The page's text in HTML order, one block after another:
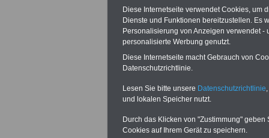
(3) In der
Jugendliche
der Erntezeit
Stunden täglich
Stunden in der
beschäftigt
Diese Internetseite verwendet Cookies, um
Dienste und Funktionen bereitzustellen. Es
Personalisierung von Anzeigen verwendet
personalisierte Werbung genutzt.
Diese Internetseite macht Gebrauch von
Datenschutzrichtlinie.
Lesen Sie bitte unsere Datenschutzrichtlinie
und lokalen Speicher nutzt.
Durch das Klicken von "Zustimmung"
Cookies auf Ihrem Gerät zu speichern.